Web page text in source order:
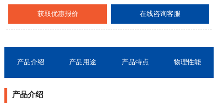
获取优惠报价 在线咨询客服
产品介绍 产品用途 产品特点 物理性能
产品介绍